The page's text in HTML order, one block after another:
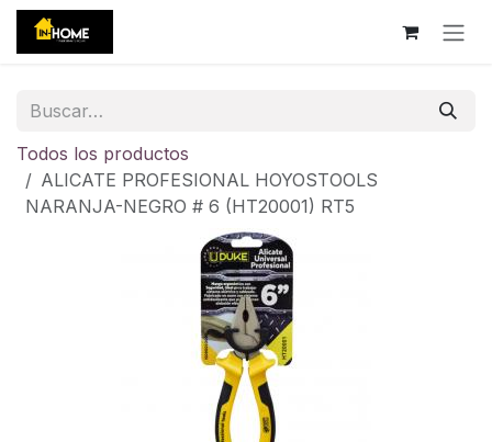
Ir al contenido
Todos los productos
ALICATE PROFESIONAL HOYOSTOOLS
NARANJA-NEGRO # 6 (HT20001) RT5